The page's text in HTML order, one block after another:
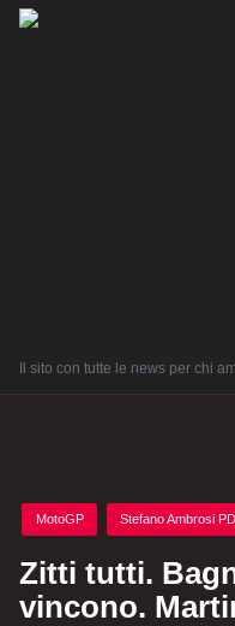
Il sito con tutte le news per chi
Posted
in
MotoGP Stefano Ambrosi
Zitti tutti.
vincono.